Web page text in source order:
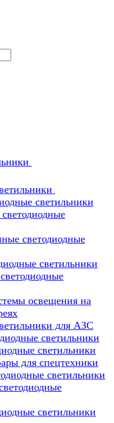
светильники
светодиодные
светильники
освещения на
для АЗС
светильники
светильники
для спецтехники
светильники
светильники